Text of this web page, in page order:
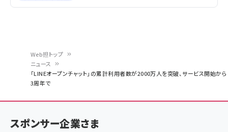
く
ず
Web担トップ
ニュース
「LINEオープンチャット」の累計利用者数が2000万人を突破、サービス開始から
3周年で
スポンサー企業さま